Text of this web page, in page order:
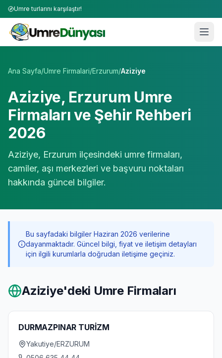
Umre turlarını karşılaştır!
Ana Sayfa/Umre Firmalari/Erzurum/Aziziye
Aziziye, Erzurum Umre
Firmaları ve Şehir Rehberi
2026
Aziziye, Erzurum ilçesindeki umre firmaları,
camiler, aşı merkezleri ve başvuru noktaları
hakkında güncel bilgiler.
Bu sayfadaki bilgiler Haziran 2026 verilerine
dayanmaktadır. Güncel bilgi, fiyat ve iletişim detayları
için ilgili kurumlarla doğrudan iletişime geçiniz.
Aziziye'deki Umre Firmaları
DURMAZPINAR TURİZM
Yakutiye/ERZURUM